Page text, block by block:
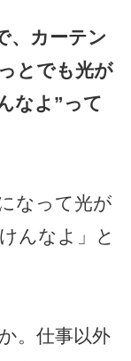
、カーテン
とでも光が
なよ”って
なって光が
んなよ」と
。仕事以外